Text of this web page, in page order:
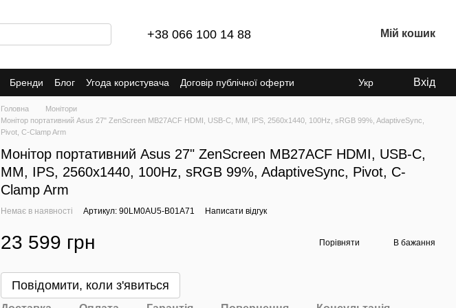
+38 066 100 14 88 Мій кошик
Бренди Блог Угода користувача
Договір публічної оферти
Укр Вхід
Головна
Монітори
Монітор портативний Asus 27" ZenScreen MB27ACF HDMI, USB-C, MM, IPS, 2560x1440, 100Hz, sRGB 99%, AdaptiveSync,
Pivot, C-Clamp Arm
Монітор портативний Asus 27" ZenScreen MB27ACF HDMI, USB-C,
MM, IPS, 2560x1440, 100Hz, sRGB 99%, AdaptiveSync, Pivot, C-
Clamp Arm
Немає в наявності Артикул: 90LM0AU5-B01A71 Написати відгук
23 599 грн Порівняти В бажання
Повідомити, коли з'явиться